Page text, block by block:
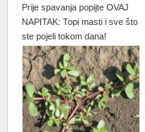
Prije spavanja popijte OVAJ
NAPITAK: Topi masti i sve što
ste pojeli tokom dana!